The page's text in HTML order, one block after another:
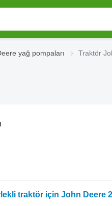
yağ pompaları Traktör